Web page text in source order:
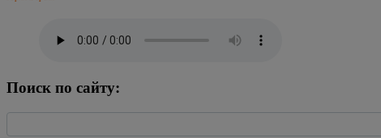
Поиск по сайту: